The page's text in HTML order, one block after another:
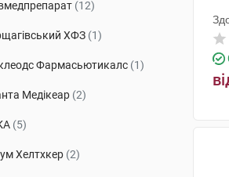
(12)
ХФЗ (1)
Фармасьютикалс (1)
Медікеар (2)
(5)
Хелтхкер (2)